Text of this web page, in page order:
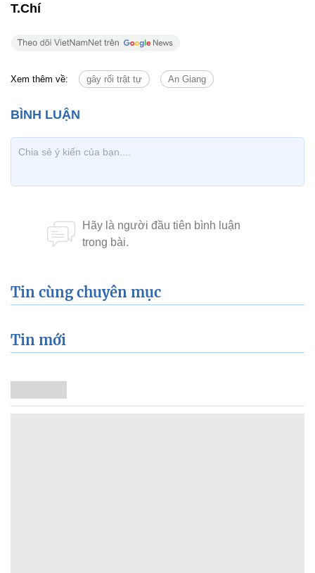
T.Chí
Xem thêm về: gây rối trật tự An Giang
Tin cùng chuyên mục
Tin mới